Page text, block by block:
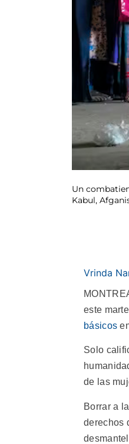
Un
Kabul,
Vrinda
este
básicos
Solo
de las
Borrar a
derechos